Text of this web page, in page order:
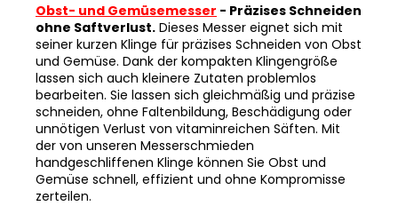
Obst- und Gemüsemesser - Präzises Schneiden
ohne Saftverlust. Dieses Messer eignet sich mit
seiner kurzen Klinge für präzises Schneiden von Obst
und Gemüse. Dank der kompakten Klingengröße
lassen sich auch kleinere Zutaten problemlos
bearbeiten. Sie lassen sich gleichmäßig und präzise
schneiden, ohne Faltenbildung, Beschädigung oder
unnötigen Verlust von vitaminreichen Säften. Mit
der von unseren Messerschmieden
handgeschliffenen Klinge können Sie Obst und
Gemüse schnell, effizient und ohne Kompromisse
zerteilen.